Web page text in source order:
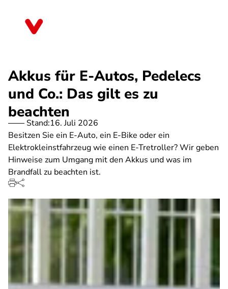
Akkus für E-Autos, Pedelecs
und Co.: Das gilt es zu
beachten
Stand:16. Juli 2026
Besitzen Sie ein E-Auto, ein E-Bike oder ein
Elektrokleinstfahrzeug wie einen E-Tretroller? Wir geben
Hinweise zum Umgang mit den Akkus und was im
Brandfall zu beachten ist.